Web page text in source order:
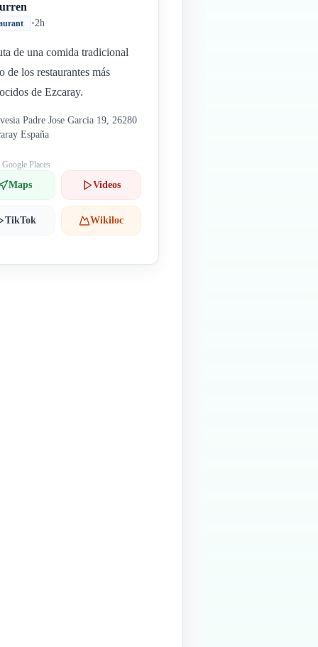
•2h
de una comida tradicional
de los restaurantes más
de Ezcaray.
Padre Jose Garcia 19, 26280
España
Google Places
Maps Videos
TikTok Wikiloc